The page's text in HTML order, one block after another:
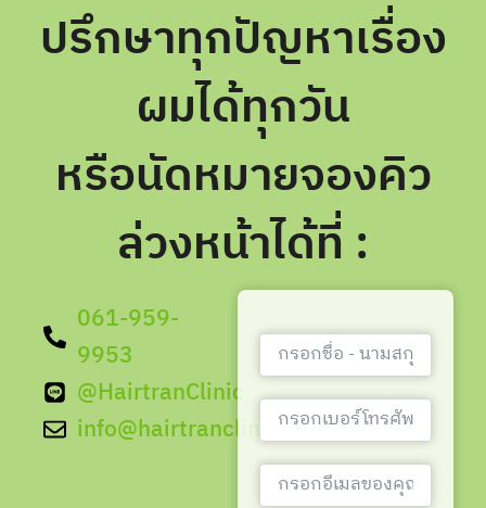
ปรึกษาทุกปัญหาเรื่อง
ผมได้ทุกวัน
หรือนัดหมายจองคิว
ล่วงหน้าได้ที่ :
061-959-
9953
@HairtranClinic
info@hairtranclinic.com